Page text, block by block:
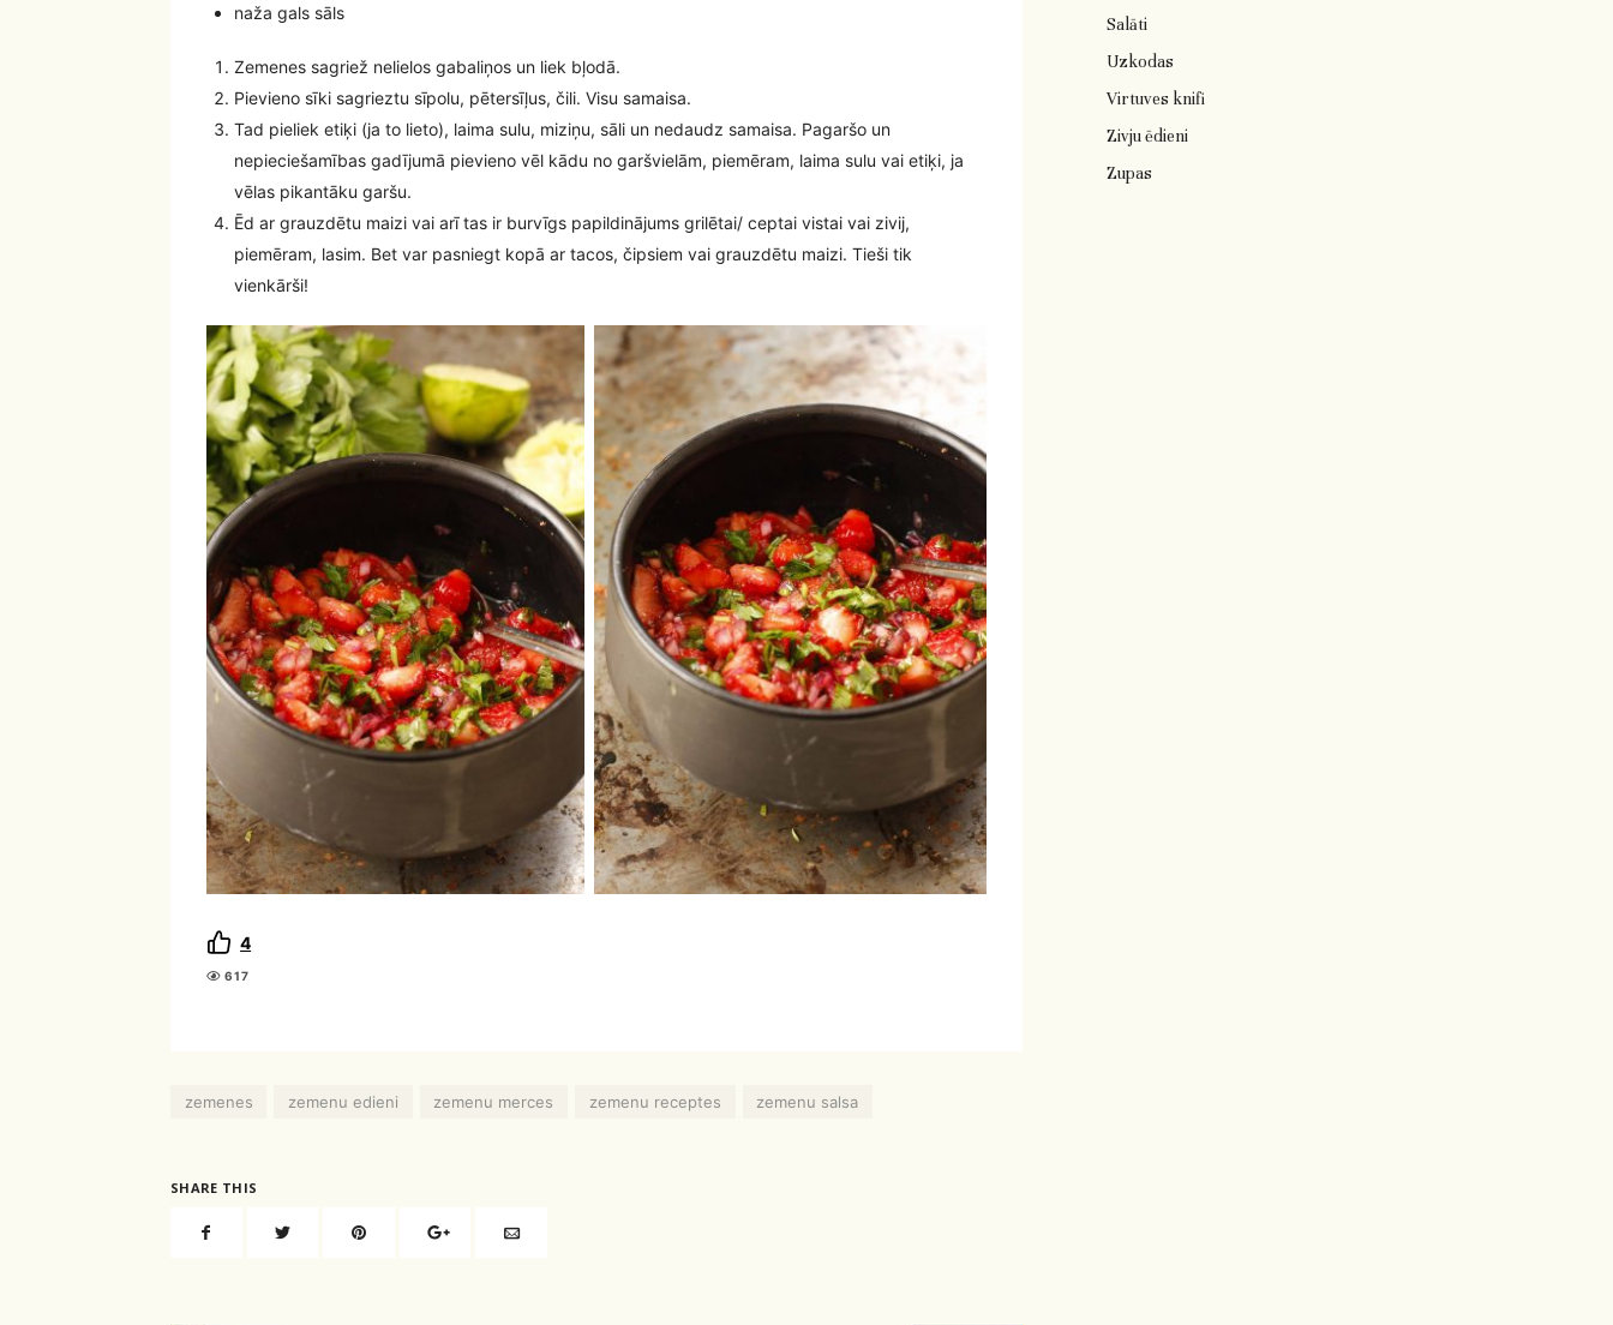
naža gals sāls
Zemenes sagriež nelielos gabaliņos un liek bļodā.
Pievieno sīki sagrieztu sīpolu, pētersīļus, čili. Visu samaisa.
Tad pieliek etiķi (ja to lieto), laima sulu, miziņu, sāli un nedaudz samaisa. Pagaršo un
nepieciešamības gadījumā pievieno vēl kādu no garšvielām, piemēram, laima sulu vai etiķi, ja
vēlas pikantāku garšu.
Ēd ar grauzdētu maizi vai arī tas ir burvīgs papildinājums grilētai/ ceptai vistai vai zivij,
piemēram, lasim. Bet var pasniegt kopā ar tacos, čipsiem vai grauzdētu maizi. Tieši tik
vienkārši!
4
617
zemenes zemenu edieni zemenu merces zemenu receptes zemenu salsa
SHARE THIS
Salāti
Uzkodas
Virtuves knifi
Zivju ēdieni
Zupas